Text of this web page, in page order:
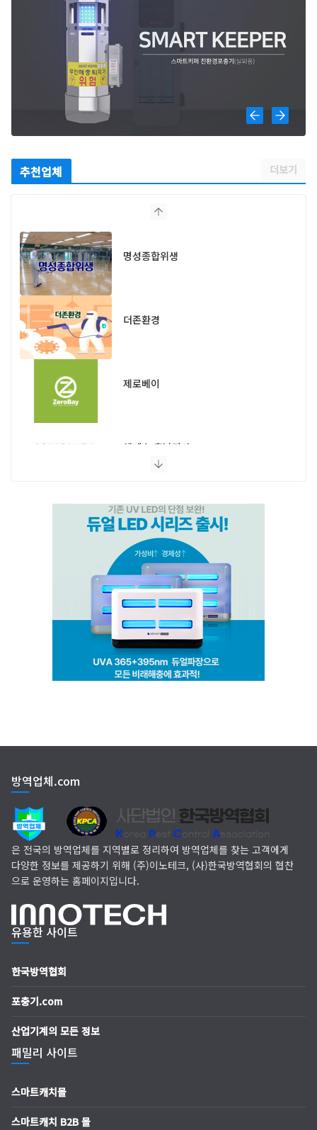
추천업체 더보기
명성종합위생
더존환경
제로베이
엔페스 충남지사
(주)비타솔루션
세화방역
(주)씨아이엠
(주)다잘방역
방역업체.com
은 전국의 방역업체를 지역별로 정리하여 방역업체를 찾는 고객에게
다양한 정보를 제공하기 위해 (주)이노테크, (사)한국방역협회의 협찬
으로 운영하는 홈페이지입니다.
유용한 사이트
한국방역협회
포충기.com
산업기계의 모든 정보
패밀리 사이트
스마트캐치몰
스마트캐치 B2B 몰